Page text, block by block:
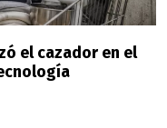
el cazador en el